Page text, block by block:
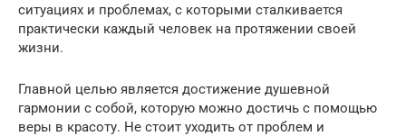
ситуациях и проблемах, с которыми сталкивается
практически каждый человек на протяжении своей
жизни.
Главной целью является достижение душевной
гармонии с собой, которую можно достичь с помощью
веры в красоту. Не стоит уходить от проблем и